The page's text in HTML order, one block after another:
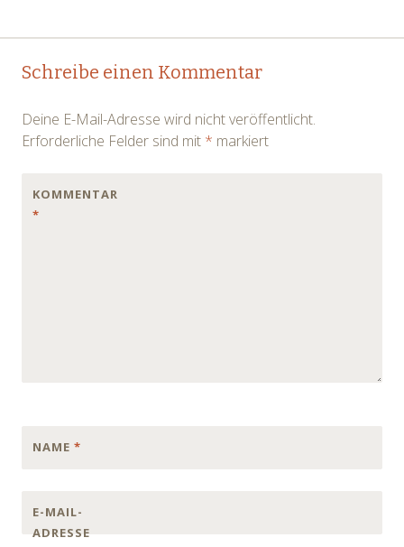
Post
Schreibe einen Kommentar
Deine E-Mail-Adresse wird nicht veröffentlicht.
Erforderliche Felder sind mit * markiert
KOMMENTAR
*
NAME *
E-MAIL-
ADRESSE